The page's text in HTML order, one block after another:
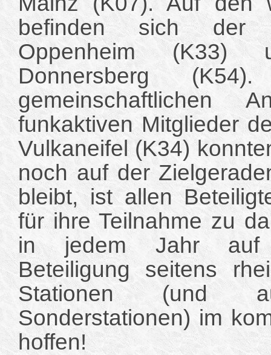
befinden sich der
Oppenheim
Donnersberg
gemeinschaftlichen
funkaktiven Mitglieder
Vulkaneifel (K34)
noch auf der
bleibt, ist allen
für ihre Teilnahme zu
in jedem Jahr auf
Beteiligung seitens
Stationen (und
Sonderstationen) im
hoffen!